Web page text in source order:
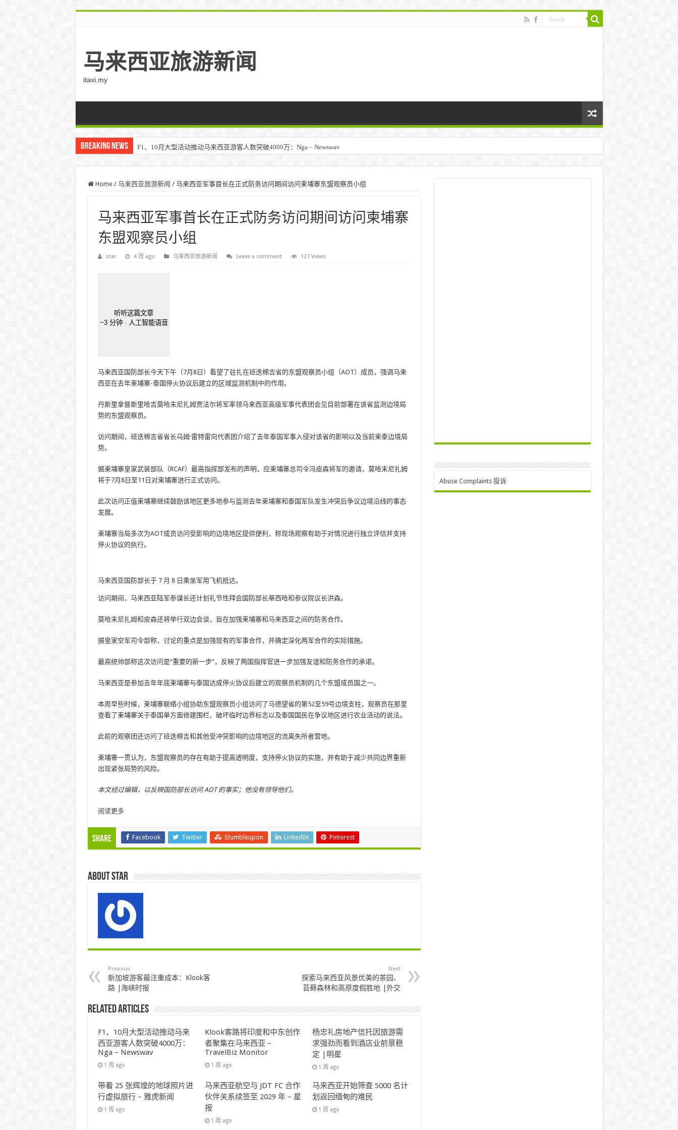
马来西亚旅游新闻
itaxi.my
Breaking News F1、10月大型活动推动马来西亚游客人数突破4000万：Nga – Newswav
Home / 马来西亚旅游新闻 / 马来西亚军事​​首长在正式防务访问期间访问柬埔寨东盟观察员小组
马来西亚军事​​首长在正式防务访问期间访问柬埔寨
东盟观察员小组
star 4 周 ago 马来西亚旅游新闻 Leave a comment 127 Views
听听这篇文章
~3 分钟 · 人工智能语音
马来西亚国防部长今天下午（7月8日）看望了驻扎在班迭棉吉省的东盟观察员小组（AOT）成员，强调马来
西亚在去年柬埔寨-泰国停火协议后建立的区域监测机制中的作用。
丹斯里拿督斯里哈吉莫哈末尼扎姆贾法尔将军率领马来西亚高级军事代表团会见目前部署在该省监测边境局
势的东盟观察员。
访问期间，班迭棉吉省省长乌姆·雷特雷向代表团介绍了去年泰国军事入侵对该省的影响以及当前柬泰边境局
势。
据柬埔寨皇家武装部队（RCAF）最高指挥部发布的声明，应柬埔寨总司令冯皮森将军的邀请，莫哈末尼扎姆
将于7月8日至11日对柬埔寨进行正式访问。
此次访问正值柬埔寨继续鼓励该地区更多地参与监测去年柬埔寨和泰国军队发生冲突后争议边境沿线的事态
发展。
柬埔寨当局多次为AOT成员访问受影响的边境地区提供便利，称现场观察有助于对情况进行独立评估并支持
停火协议的执行。
马来西亚国防部长于 7 月 8 日乘坐军用飞机抵达。
访问期间，马来西亚陆军参谋长还计划礼节性拜会国防部长蒂西哈和参议院议长洪森。
莫哈末尼扎姆和皮森还将举行双边会谈，旨在加强柬埔寨和马来西亚之间的防务合作。
据皇家空军司令部称，讨论的重点是加强现有的军事合作，并确定深化两军合作的实际措施。
最高统帅部称这次访问是“重要的新一步”，反映了两国指挥官进一步加强友谊和防务合作的承诺。
马来西亚是参加去年年底柬埔寨与泰国达成停火协议后建立的观察员机制的几个东盟成员国之一。
本周早些时候，柬埔寨联络小组协助东盟观察员小组访问了马德望省的第52至59号边境支柱，观察员在那里
查看了柬埔寨关于泰国单方面修建围栏、破坏临时边界标志以及泰国国民在争议地区进行农业活动的说法。
此前的观察团还访问了班迭棉吉和其他受冲突影响的边境地区的流离失所者营地。
柬埔寨一贯认为，东盟观察员的存在有助于提高透明度，支持停火协议的实施，并有助于减少共同边界重新
出现紧张局势的风险。
本文经过编辑，以反映国防部长访问 AOT 的事实；他没有领导他们。
阅读更多
Share Facebook Twitter Stumbleupon LinkedIn Pinterest
About star
Previous
新加坡游客最注重成本：Klook客
路 |海峡时报
Next
探索马来西亚风景优美的茶园、
苔藓森林和高原度假胜地 |外交
Related Articles
F1、10月大型活动推动马来
西亚游客人数突破4000万：
Nga – Newswav
1 周 ago
Klook客路将印度和中东创作
者聚集在马来西亚 –
TravelBiz Monitor
1 周 ago
杨忠礼房地产信托因旅游需
求强劲而看到酒店业前景稳
定 |明星
1 周 ago
带着 25 张辉煌的地球照片进
行虚拟旅行 – 雅虎新闻
1 周 ago
马来西亚航空与 JDT FC 合作
伙伴关系续签至 2029 年 – 星
报
1 周 ago
马来西亚开始筛查 5000 名计
划返回缅甸的难民
1 周 ago
Abuse Complaints 投诉